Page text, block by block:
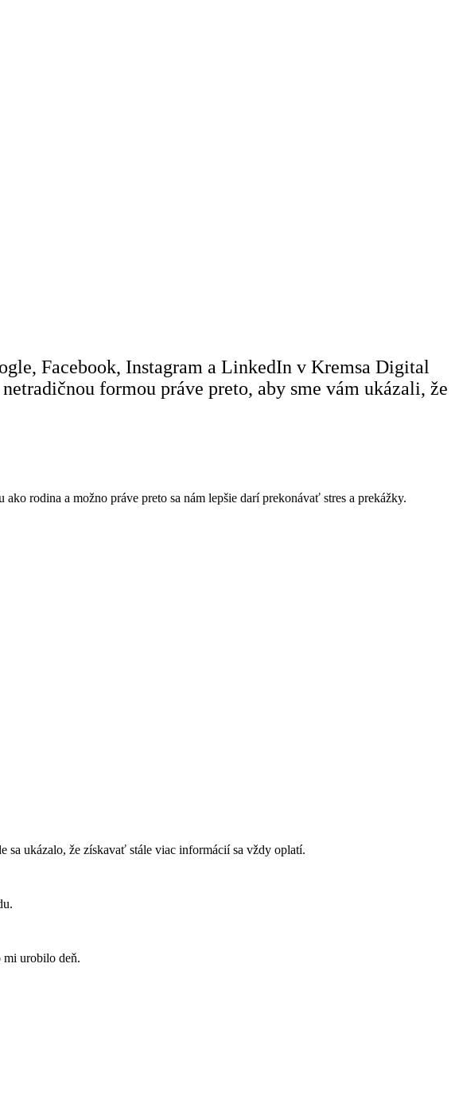
Facebook, Instagram a LinkedIn v Kremsa Digital
formou práve preto, aby sme vám ukázali, že
rodina a možno práve preto sa nám lepšie darí prekonávať stres a prekážky.
sa ukázalo, že získavať stále viac informácií sa vždy oplatí.
mi urobilo deň.